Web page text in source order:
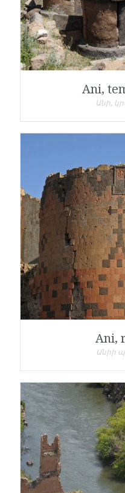
Ani,
Անի,
Ani,
Անիի